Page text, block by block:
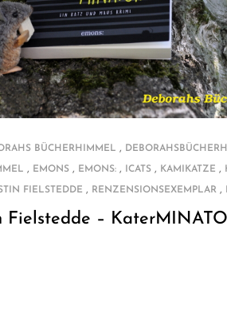
BÜCHERHIMMEL ,
, EMONS, EMONS:, ICATS, KAMIKATZE ,
FIELSTEDDE , RENZENSIONSEXEMPLAR,
Fielstedde –